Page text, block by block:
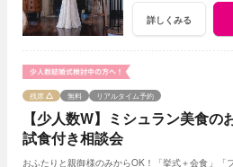
詳しくみる
【少人数W】ミシュラン美食
試食付き相談会
残席 無料 リアルタイム予約
おふたりと親御様のみからOK！「挙式＋会食」「